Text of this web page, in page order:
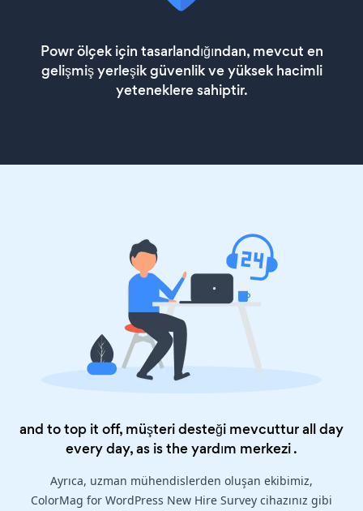
Powr ölçek için tasarlandığından, mevcut en
gelişmiş yerleşik güvenlik ve yüksek hacimli
yeteneklere sahiptir.
and to top it off, müşteri desteği mevcuttur all day
every day, as is theyardım merkezi.
Ayrıca, uzman mühendislerden oluşan ekibimiz,
ColorMag for WordPress New Hire Survey cihazınız gibi